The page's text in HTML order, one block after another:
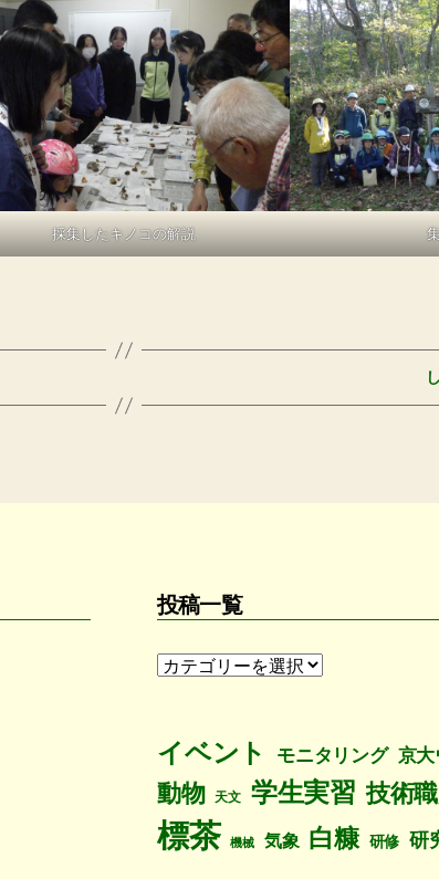
採集したキノコの解説
投稿一覧
投
イベント モニタリング 京
動物 天文 学生実習 技術
標茶 機械 気象 白糠 研修 研